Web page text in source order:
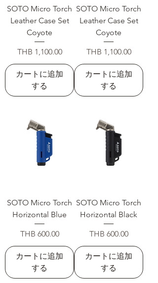
SOTO Micro Torch
Leather Case Set
Coyote
価格
THB 1,100.00
カートに追加
する
SOTO Micro Torch
Leather Case Set
Coyote
価格
THB 1,100.00
カートに追加
する
SOTO Micro Torch
Horizontal Blue
価格
THB 600.00
カートに追加
する
SOTO Micro Torch
Horizontal Black
価格
THB 600.00
カートに追加
する